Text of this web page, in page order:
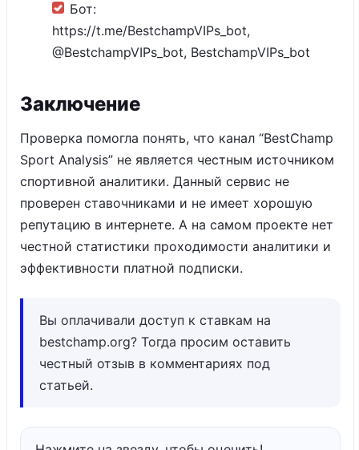
Бот:
https://t.me/BestchampVIPs_bot,
@BestchampVIPs_bot, BestchampVIPs_bot
Заключение
Проверка помогла понять, что канал “BestChamp
Sport Analysis” не является честным источником
спортивной аналитики. Данный сервис не
проверен ставочниками и не имеет хорошую
репутацию в интернете. А на самом проекте нет
честной статистики проходимости аналитики и
эффективности платной подписки.
Вы оплачивали доступ к ставкам на
bestchamp.org? Тогда просим оставить
честный отзыв в комментариях под
статьей.